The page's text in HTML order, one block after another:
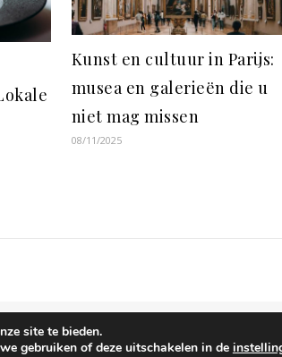
Kunst en cultuur in Parijs:
musea en galerieën die u
niet mag missen
08/11/2025
site te bieden.
gebruiken of deze uitschakelen in de